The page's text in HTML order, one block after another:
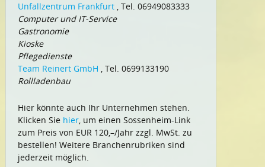
Unfallzentrum Frankfurt , Tel. 06949083333
Computer und IT-Service
Gastronomie
Kioske
Pflegedienste
Team Reinert GmbH , Tel. 0699133190
Rollladenbau
Hier könnte auch Ihr Unternehmen stehen.
Klicken Sie hier, um einen Sossenheim-Link
zum Preis von EUR 120,–/Jahr zzgl. MwSt. zu
bestellen! Weitere Branchenrubriken sind
jederzeit möglich.